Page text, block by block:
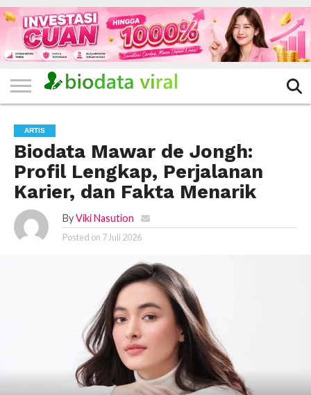
HOME
FILTER
KATEGORI
IKLAN
TERVIRAL
TRADING
KOMUNITAS
BERITA
BISNIS
LAINNYA
ARTIS
Biodata Mawar de Jongh:
Profil Lengkap, Perjalanan
Karier, dan Fakta Menarik
By Viki Nasution
Posted on 7 Juli 2026